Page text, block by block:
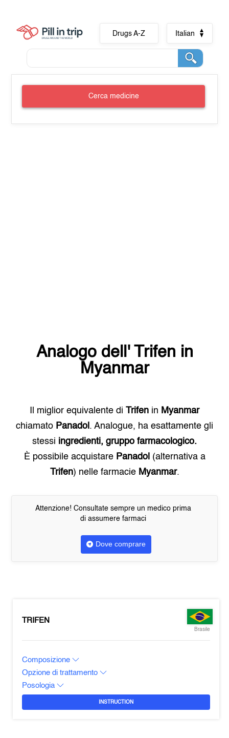
Drugs A-Z Italian
Cerca medicine
Analogo dell' Trifen in
Myanmar
Il miglior equivalente di Trifen in Myanmar
chiamato Panadol . Analogue, ha esattamente gli
stessi ingredienti, gruppo farmacologico.
È possibile acquistare Panadol (alternativa a
Trifen) nelle farmacie Myanmar.
Attenzione! Consultate sempre un medico prima
di assumere farmaci
Dove comprare
TRIFEN
Brasile
Composizione
Opzione di trattamento
Posologia
INSTRUCTION